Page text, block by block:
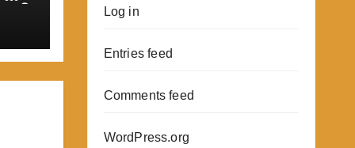
Log in
Entries feed
Comments feed
WordPress.org